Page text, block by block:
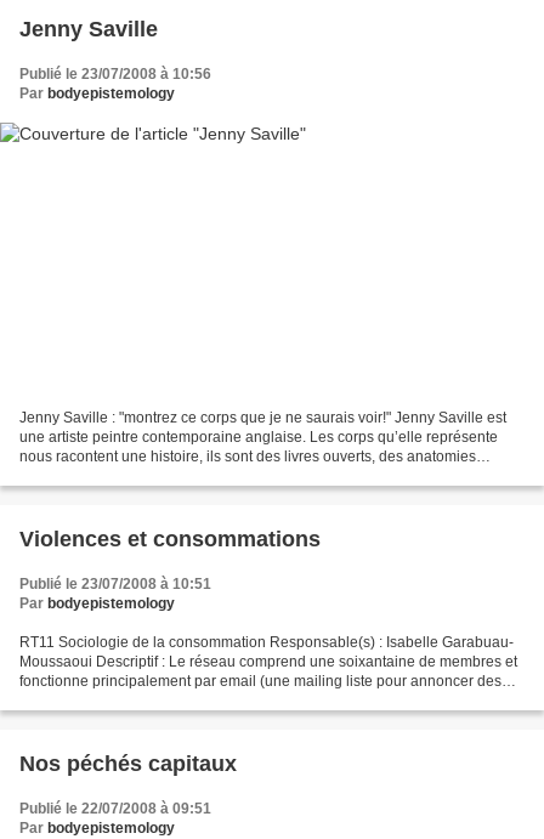
Jenny Saville
Publié le 23/07/2008 à 10:56
Par bodyepistemology
Jenny Saville : "montrez ce corps que je ne saurais voir!" Jenny Saville est
une artiste peintre contemporaine anglaise. Les corps qu’elle représente
nous racontent une histoire, ils sont des livres ouverts, des anatomies
Violences et consommations
Publié le 23/07/2008 à 10:51
Par bodyepistemology
RT11 Sociologie de la consommation Responsable(s) : Isabelle Garabuau-
Moussaoui Descriptif : Le réseau comprend une soixantaine de membres et
fonctionne principalement par email (une mailing liste pour annoncer des
Nos péchés capitaux
Publié le 22/07/2008 à 09:51
Par bodyepistemology